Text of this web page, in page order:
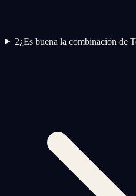
2¿Es buena la combinación de